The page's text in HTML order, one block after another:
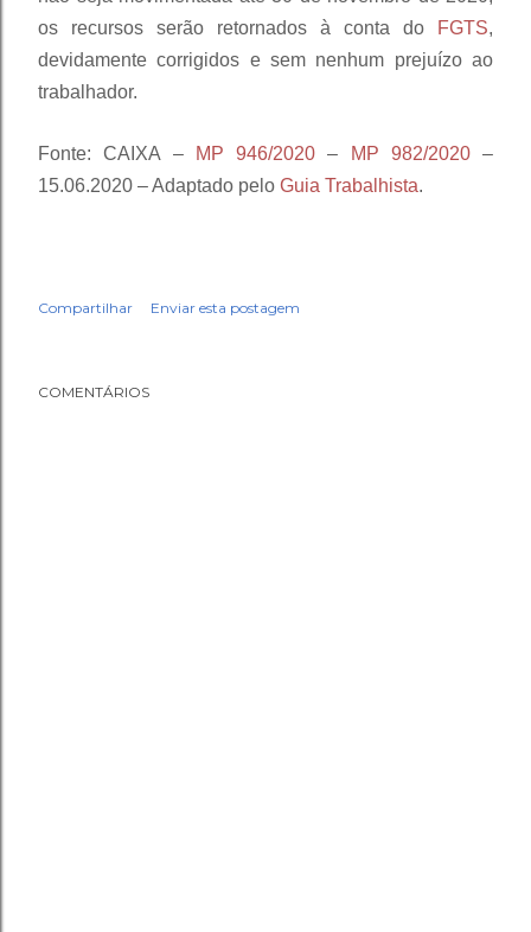
os recursos serão retornados à conta do
FGTS,
devidamente corrigidos e sem nenhum prejuízo ao
trabalhador.
Fonte: CAIXA – MP 946/2020 – MP 982/2020–
15.06.2020 – Adaptado pelo Guia Trabalhista.
Compartilhar Enviar esta postagem
COMENTÁRIOS